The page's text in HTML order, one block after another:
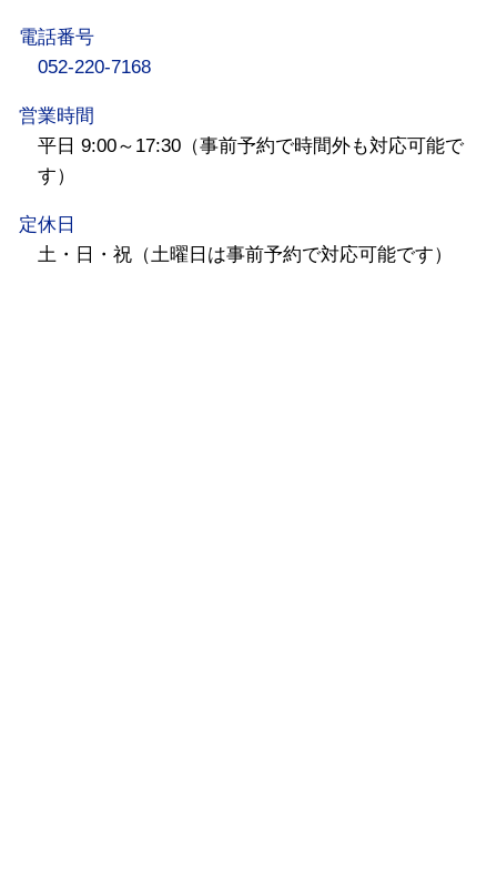
電話番号
052-220-7168
営業時間
平日 9:00～17:30（事前予約で時間外も対応可能で
す）
定休日
土・日・祝（土曜日は事前予約で対応可能です）